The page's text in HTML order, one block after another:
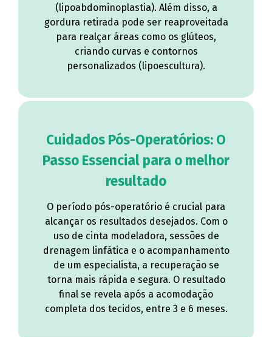
(lipoabdominoplastia). Além disso, a
gordura retirada pode ser reaproveitada
para realçar áreas como os glúteos,
criando curvas e contornos
personalizados (lipoescultura).
Cuidados Pós-Operatórios: O
Passo Essencial para o melhor
resultado
O período pós-operatório é crucial para
alcançar os resultados desejados. Com o
uso de cinta modeladora, sessões de
drenagem linfática e o acompanhamento
de um especialista, a recuperação se
torna mais rápida e segura. O resultado
final se revela após a acomodação
completa dos tecidos, entre 3 e 6 meses.